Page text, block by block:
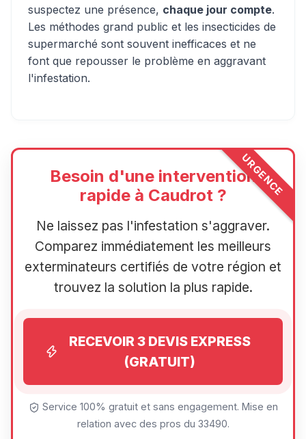
suspectez une présence, chaque jour compte.
Les méthodes grand public et les insecticides de
supermarché sont souvent inefficaces et ne
font que repousser le problème en aggravant
l'infestation.
URGENCE
Besoin d'une intervention
rapide à Caudrot ?
Ne laissez pas l'infestation s'aggraver.
Comparez immédiatement les meilleurs
exterminateurs certifiés de votre région et
trouvez la solution la plus rapide.
RECEVOIR 3 DEVIS EXPRESS
(GRATUIT)
Service 100% gratuit et sans engagement. Mise en
relation avec des pros du 33490.